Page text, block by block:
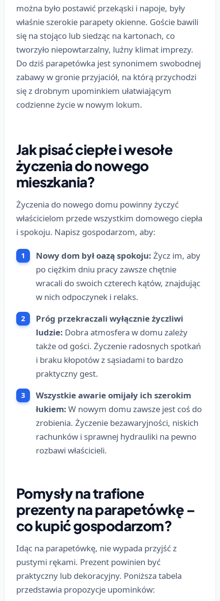
można było postawić przekąski i napoje, były
właśnie szerokie parapety okienne. Goście bawili
się na stojąco lub siedząc na kartonach, co
tworzyło niepowtarzalny, luźny klimat imprezy.
Do dziś parapetówka jest synonimem swobodnej
zabawy w gronie przyjaciół, na którą przychodzi
się z drobnym upominkiem ułatwiającym
codzienne życie w nowym lokum.
Jak pisać ciepłe i wesołe
życzenia do nowego
mieszkania?
Życzenia do nowego domu powinny życzyć
właścicielom przede wszystkim domowego ciepła
i spokoju. Napisz gospodarzom, aby:
Nowy dom był oazą spokoju: Życz im, aby
po ciężkim dniu pracy zawsze chętnie
wracali do swoich czterech kątów, znajdując
w nich odpoczynek i relaks.
Próg przekraczali wyłącznie życzliwi
ludzie: Dobra atmosfera w domu zależy
także od gości. Życzenie radosnych spotkań
i braku kłopotów z sąsiadami to bardzo
praktyczny gest.
Wszystkie awarie omijały ich szerokim
łukiem: W nowym domu zawsze jest coś do
zrobienia. Życzenie bezawaryjności, niskich
rachunków i sprawnej hydrauliki na pewno
rozbawi właścicieli.
Pomysły na trafione
prezenty na parapetówkę –
co kupić gospodarzom?
Idąc na parapetówkę, nie wypada przyjść z
pustymi rękami. Prezent powinien być
praktyczny lub dekoracyjny. Poniższa tabela
przedstawia propozycje upominków: